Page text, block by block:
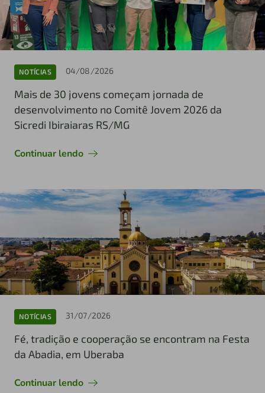
NOTÍCIAS 04/08/2026
Mais de 30 jovens começam jornada de
desenvolvimento no Comitê Jovem 2026 da
Sicredi Ibiraiaras RS/MG
Continuar lendo
NOTÍCIAS 31/07/2026
Fé, tradição e cooperação se encontram na Festa
da Abadia, em Uberaba
Continuar lendo